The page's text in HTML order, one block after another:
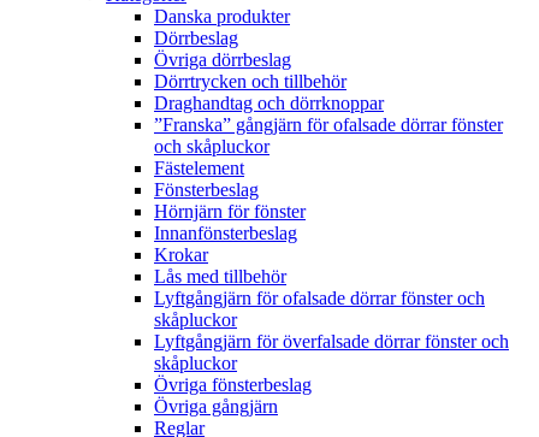
Danska produkter
Dörrbeslag
Övriga dörrbeslag
Dörrtrycken och tillbehör
Draghandtag och dörrknoppar
”Franska” gångjärn för ofalsade dörrar fönster
och skåpluckor
Fästelement
Fönsterbeslag
Hörnjärn för fönster
Innanfönsterbeslag
Krokar
Lås med tillbehör
Lyftgångjärn för ofalsade dörrar fönster och
skåpluckor
Lyftgångjärn för överfalsade dörrar fönster och
skåpluckor
Övriga fönsterbeslag
Övriga gångjärn
Reglar